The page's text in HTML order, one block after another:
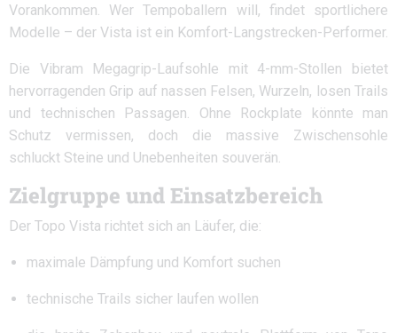
Vorankommen. Wer Tempoballern will, findet sportlichere
Modelle – der Vista ist ein Komfort-Langstrecken-Performer.
Die Vibram Megagrip-Laufsohle mit 4-mm-Stollen bietet
hervorragenden Grip auf nassen Felsen, Wurzeln, losen Trails
und technischen Passagen. Ohne Rockplate könnte man
Schutz vermissen, doch die massive Zwischensohle
schluckt Steine und Unebenheiten souverän.
Zielgruppe und Einsatzbereich
Der Topo Vista richtet sich an Läufer, die:
maximale Dämpfung und Komfort suchen
technische Trails sicher laufen wollen